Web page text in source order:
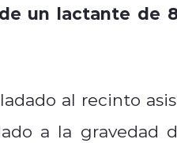
un lactante de
al recinto
a la gravedad